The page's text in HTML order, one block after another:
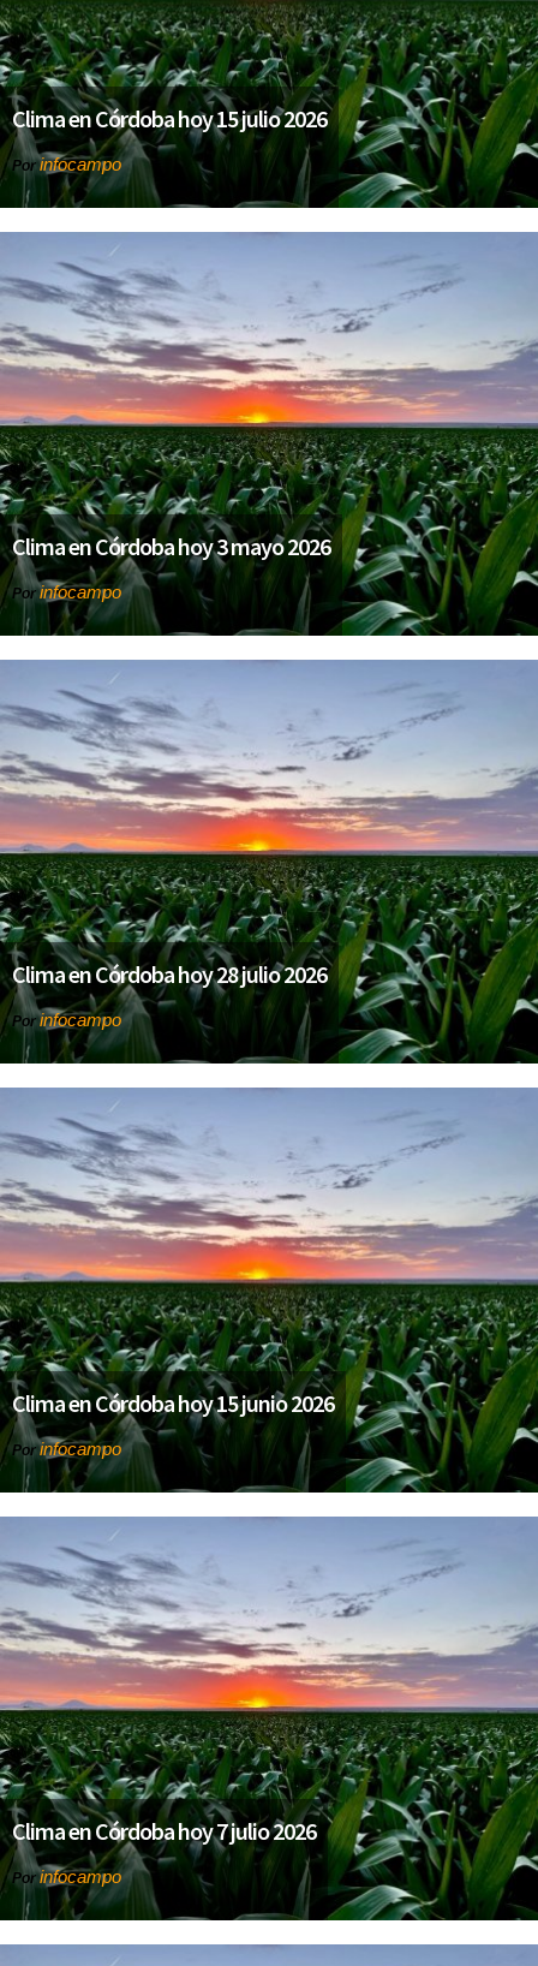
Clima en Córdoba hoy 15 julio 2026
Porinfocampo
Clima en Córdoba hoy 3 mayo 2026
Por infocampo
Clima en Córdoba hoy 28 julio 2026
Por infocampo
Clima en Córdoba hoy 15 junio 2026
Por infocampo
Clima en Córdoba hoy 7 julio 2026
Por infocampo